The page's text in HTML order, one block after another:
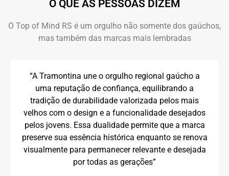
O QUE AS PESSOAS DIZEM
O Top of Mind RS é um orgulho não somente dos gaúchos,
mas também das marcas mais lembradas
“A Tramontina une o orgulho regional gaúcho a
uma reputação de confiança, equilibrando a
tradição de durabilidade valorizada pelos mais
velhos com o design e a funcionalidade desejados
pelos jovens. Essa dualidade permite que a marca
preserve sua essência histórica enquanto se renova
visualmente para permanecer relevante e desejada
por todas as gerações”